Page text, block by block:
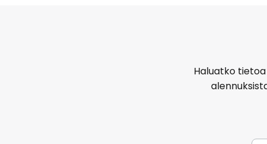
Haluatko